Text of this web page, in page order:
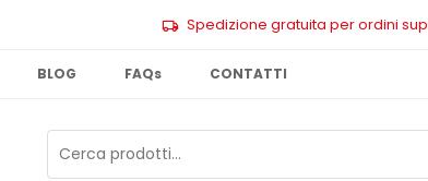
Spedizione gratuita per ordini
BLOG FAQs CONTATTI